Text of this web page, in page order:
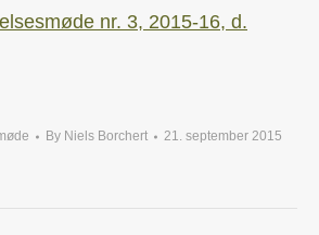
nr. 3, 2015-16, d.
By Niels Borchert 21. september 2015